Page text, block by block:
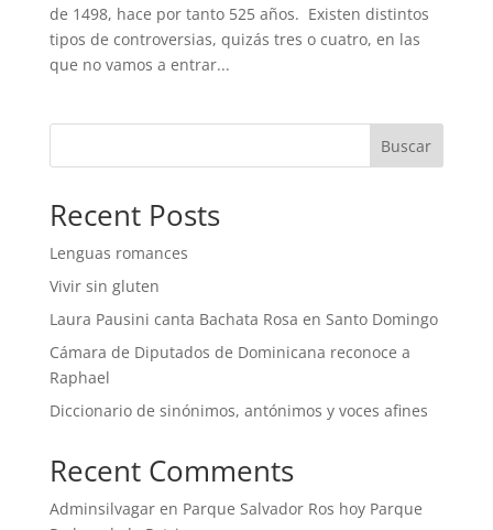
de 1498, hace por tanto 525 años. Existen distintos
tipos de controversias, quizás tres o cuatro, en las
que no vamos a entrar...
Buscar
Recent Posts
Lenguas romances
Vivir sin gluten
Laura Pausini canta Bachata Rosa en Santo Domingo
Cámara de Diputados de Dominicana reconoce a
Raphael
Diccionario de sinónimos, antónimos y voces afines
Recent Comments
Adminsilvagaren Parque Salvador Ros hoy Parque